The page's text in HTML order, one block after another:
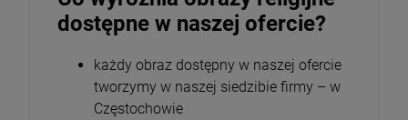
dostępne w naszej ofercie?
każdy obraz dostępny w naszej ofercie
tworzymy w naszej siedzibie firmy – w
Częstochowie